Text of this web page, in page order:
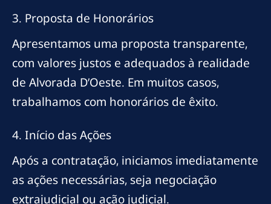
3. Proposta de Honorários
Apresentamos uma proposta transparente,
com valores justos e adequados à realidade
de Alvorada D’Oeste. Em muitos casos,
trabalhamos com honorários de êxito.
4. Início das Ações
Após a contratação, iniciamos imediatamente
as ações necessárias, seja negociação
extrajudicial ou ação judicial.